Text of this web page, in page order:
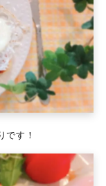
です！